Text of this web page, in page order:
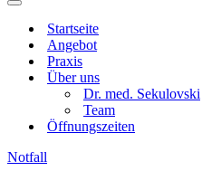
Navigationsmenü
Startseite
Angebot
Praxis
Über uns
Dr. med. Sekulovski
Team
Öffnungszeiten
Notfall